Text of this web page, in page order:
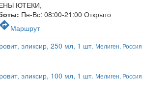
ЮТЕКИ,
Пн-Вс: 08:00-21:00 Открыто
directionsМаршрут
эликсир, 250 мл, 1 шт. Мелиген, Россия
эликсир, 100 мл, 1 шт. Мелиген, Россия